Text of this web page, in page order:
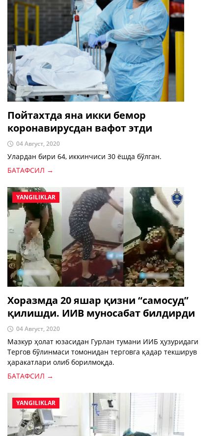
Пойтахтда яна икки бемор
коронавирусдан вафот этди
04 Август, 2020
Улардан бири 64, иккинчиси 30 ёшда бўлган.
БАТАФСИЛ →
YANGILIKLAR
Хоразмда 20 яшар қизни “самосуд”
қилишди. ИИВ муносабат билдирди
04 Август, 2020
Мазкур ҳолат юзасидан Гурлан тумани ИИБ ҳузуридаги
Тергов бўлинмаси томонидан терговга қадар текширув
ҳаракатлари олиб борилмоқда.
БАТАФСИЛ →
YANGILIKLAR